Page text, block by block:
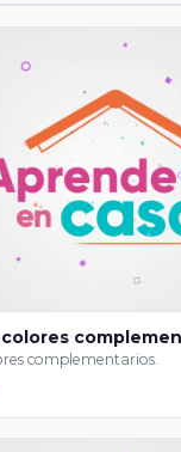
colores
complementarios.